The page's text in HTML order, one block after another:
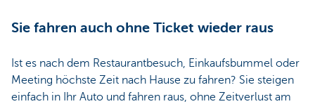
Sie fahren auch ohne Ticket wieder raus
Ist es nach dem Restaurantbesuch, Einkaufsbummel oder
Meeting höchste Zeit nach Hause zu fahren? Sie steigen
einfach in Ihr Auto und fahren raus, ohne Zeitverlust am